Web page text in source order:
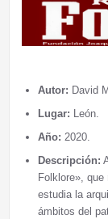
Autor: David
Lugar: León.
Año: 2020.
Descripción:
Folklore»,
estudia la
ámbitos del